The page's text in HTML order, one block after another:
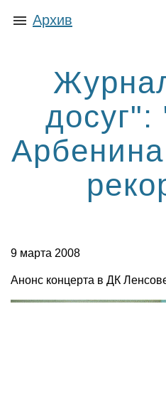
Архив
9 марта 2008
Анонс концерта в ДК